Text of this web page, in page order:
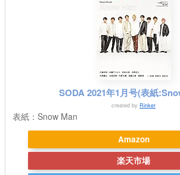
SODA 2021年1月号(表紙
created by Rinker
表紙：Snow Man
Amazon
楽天市場